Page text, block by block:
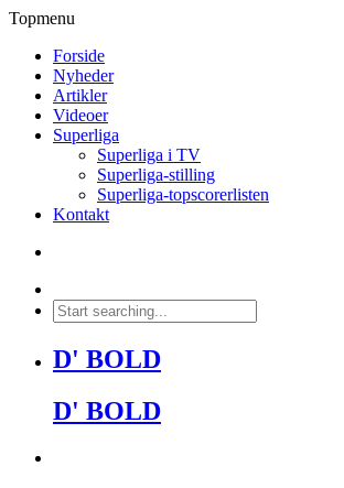
Topmenu
Forside
Nyheder
Artikler
Videoer
Superliga
Superliga i TV
Superliga-stilling
Superliga-topscorerlisten
Kontakt
D' BOLD
D' BOLD